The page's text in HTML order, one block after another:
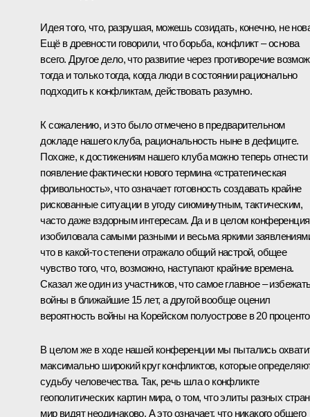
Идея того, что, разрушая, можешь созидать, конечно, не
Ещё в древности говорили, что борьба, конфликт – основа
всего. Другое дело, что развитие через противоречие
тогда и только тогда, когда люди в состоянии рационально
подходить к конфликтам, действовать разумно.
К сожалению, и это было отмечено в предварительном
докладе нашего клуба, рациональность ныне в дефиците.
Похоже, к достижениям нашего клуба можно теперь отнести
появление фактически нового термина «стратегическая
фривольность», что означает готовность создавать крайне
рискованные ситуации в угоду сиюминутным, тактическим,
часто даже вздорным интересам. Да и в целом конференция
изобиловала самыми разными и весьма яркими
что в какой-то степени отражало общий настрой, общее
чувство того, что, возможно, наступают крайние времена.
Сказал же один из участников, что самое главное –
войны в ближайшие 15 лет, а другой вообще оценил
вероятность войны на Корейском полуострове в 20
В целом же в ходе нашей конференции мы пытались
максимально широкий круг конфликтов, которые
судьбу человечества. Так, речь шла о конфликте
геополитических картин мира, о том, что элиты разных стран
мир видят неодинаково. А это означает, что никакого общего